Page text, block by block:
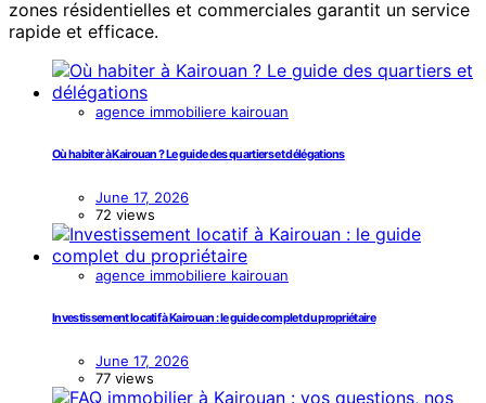
zones résidentielles et commerciales garantit un service
rapide et efficace.
agence immobiliere kairouan
Où habiter à Kairouan ? Le guide des quartiers et délégations
June 17, 2026
72 views
agence immobiliere kairouan
Investissement locatif à Kairouan : le guide complet du propriétaire
June 17, 2026
77 views